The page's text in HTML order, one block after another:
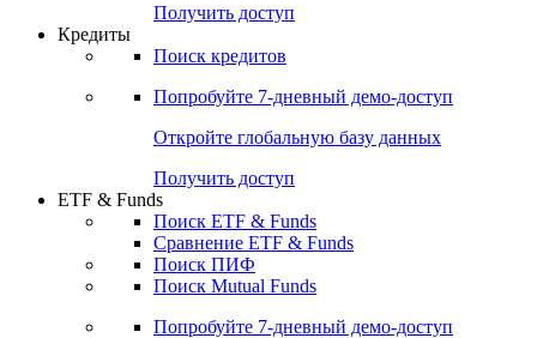
Получить доступ
Кредиты
Поиск кредитов
Попробуйте 7-дневный демо-доступ
Откройте глобальную базу данных
Получить доступ
ETF & Funds
Поиск ETF & Funds
Сравнение ETF & Funds
Поиск ПИФ
Поиск Mutual Funds
Попробуйте 7-дневный демо-доступ